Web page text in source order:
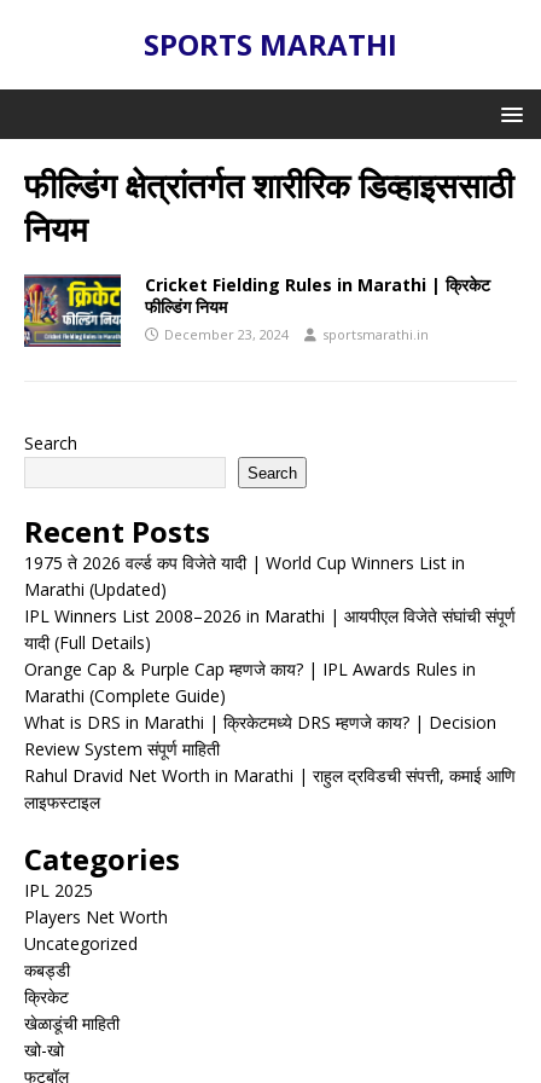
SPORTS MARATHI
फील्डिंग क्षेत्रांतर्गत शारीरिक डिव्हाइससाठी
नियम
Cricket Fielding Rules in Marathi | क्रिकेट
फील्डिंग नियम
December 23, 2024 sportsmarathi.in
Search
Search
Recent Posts
1975 ते 2026 वर्ल्ड कप विजेते यादी | World Cup Winners List in
Marathi (Updated)
IPL Winners List 2008–2026 in Marathi | आयपीएल विजेते संघांची संपूर्ण
यादी (Full Details)
Orange Cap & Purple Cap म्हणजे काय? | IPL Awards Rules in
Marathi (Complete Guide)
What is DRS in Marathi | क्रिकेटमध्ये DRS म्हणजे काय? | Decision
Review System संपूर्ण माहिती
Rahul Dravid Net Worth in Marathi | राहुल द्रविडची संपत्ती, कमाई आणि
लाइफस्टाइल
Categories
IPL 2025
Players Net Worth
Uncategorized
कबड्डी
क्रिकेट
खेळाडूंची माहिती
खो-खो
फुटबॉल